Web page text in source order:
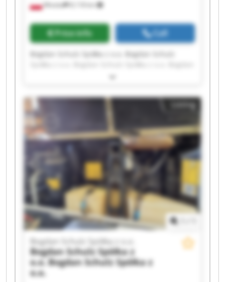
Wioska 8,118 km
Price info Call
Bogdan Schulz Spółka z o.o. Bogdan Schulz
Schulz Spółka z o.o. Bogdan Schulz Spółka z o.o.
Spółka z o.o. Bogdan Schulz Spółka z o.o. Bogdan
Schulz Spółka z o.o. Bogdan Schulz Spółka z o.o.
Bogdan Schulz Spółka z o.o. Bogdan Schulz
Spółka z o.o. Bogdan Schulz Spółka z o.o. Bogdan
Schulz Spółka z o.o. Bogdan Schulz Spółka z o.o.
Bogdan Schulz Spółka z o.o. Bogdan Schulz
Spółka z o.o. Bogdan Schulz Spółka z o.o. Bogdan
Schulz Spółka z o.o. Bogdan Schulz Spółka z o.o.
Listing
Bogdan Schulz Spółka z o.o.
Bogdan Schulz Spółka z
o.o. Bogdan Schulz Spółka z
o.o.